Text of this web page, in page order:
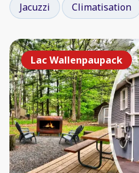
Jacuzzi
Climatisation
Lac Wallenpaupack